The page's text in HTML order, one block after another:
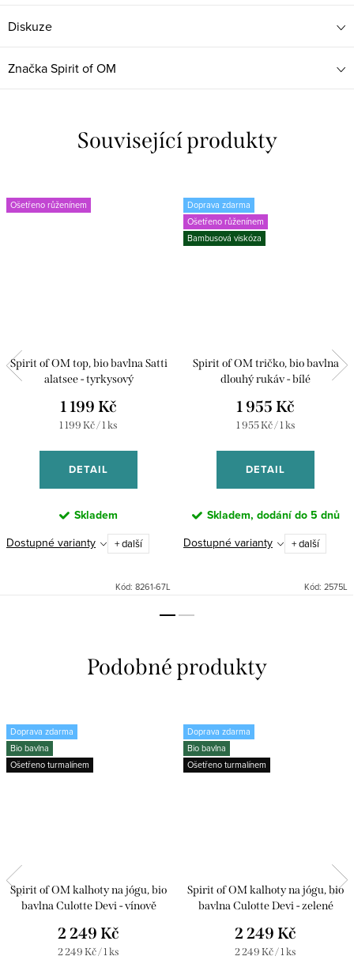
Diskuze
ZnačkaSpirit of OM
Související produkty
Ošetřeno růženínem
Spirit of OM top, bio bavlna Satti
alatsee - tyrkysový
1 199 Kč
Měrná
1 199 Kč / 1 ks
DETAIL
Skladem
Dostupné varianty
+ další
Kód: 8261-67L
Doprava zdarma
Ošetřeno růženínem
Bambusová viskóza
Spirit of OM tričko, bio bavlna
dlouhý rukáv - bílé
1 955 Kč
Měrná
1 955 Kč / 1 ks
DETAIL
Skladem, dodání do 5 dnů
Dostupné varianty
+ další
Kód: 2575L
Doprava zdarma
Bio bavlna
Ošetřeno turmalínem
Spirit of OM kalhoty na jógu, bio
bavlna Culotte Devi - vínově
2 249 Kč
Měrná
2 249 Kč / 1 ks
Doprava zdarma
Bio bavlna
Ošetřeno turmalínem
Spirit of OM kalhoty na jógu, bio
bavlna Culotte Devi - zelené
2 249 Kč
Měrná
2 249 Kč / 1 ks